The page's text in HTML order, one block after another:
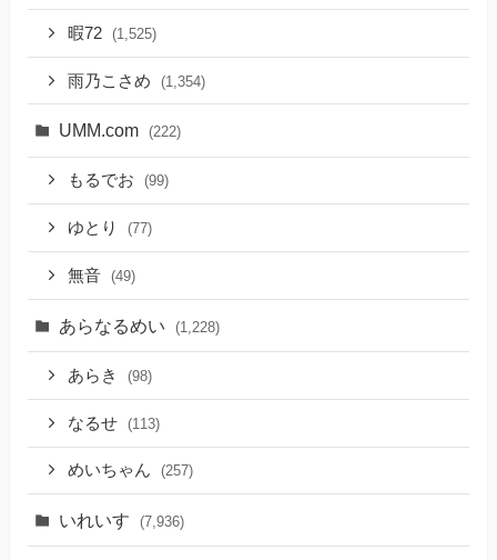
暇72 (1,525)
雨乃こさめ (1,354)
UMM.com (222)
もるでお (99)
ゆとり (77)
無音 (49)
あらなるめい (1,228)
あらき (98)
なるせ (113)
めいちゃん (257)
いれいす (7,936)